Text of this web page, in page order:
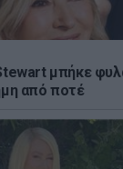
μπήκε
από ποτέ